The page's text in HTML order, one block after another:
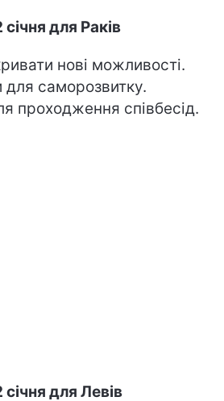
для Раків
нові можливості.
саморозвитку.
проходження співбесід.
для Левів